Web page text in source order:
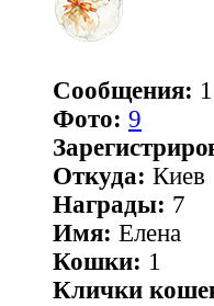
Сообщения:
Фото: 9
Откуда: Киев
Награды: 7
Имя: Елена
Кошки: 1
Клички